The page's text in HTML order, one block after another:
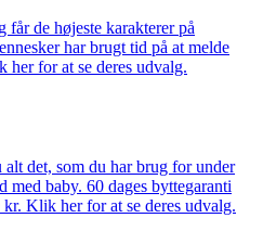
de højeste karakterer på
har brugt tid på at melde
her for at se deres udvalg.
det, som du har brug for under
med baby. 60 dages byttegaranti
Klik her for at se deres udvalg.